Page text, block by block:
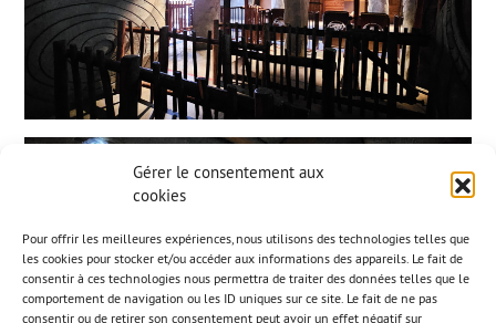
Gérer le consentement aux
cookies
Pour offrir les meilleures expériences, nous utilisons des technologies telles que
les cookies pour stocker et/ou accéder aux informations des appareils. Le fait de
consentir à ces technologies nous permettra de traiter des données telles que le
comportement de navigation ou les ID uniques sur ce site. Le fait de ne pas
consentir ou de retirer son consentement peut avoir un effet négatif sur